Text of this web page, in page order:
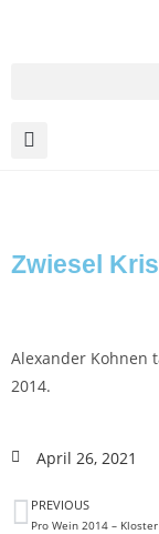
Zwiesel
Alexander Kohnen
2014.
April 26, 2021
PREVIOUS
Pro Wein 2014 –